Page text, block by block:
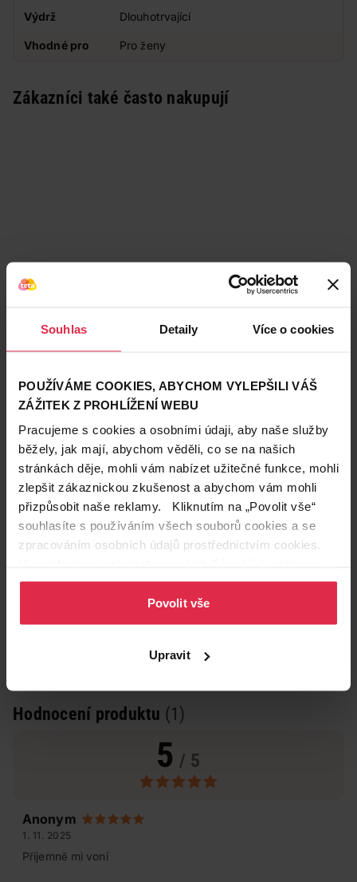
Souhlas Detaily Více o cookies
POUŽÍVÁME COOKIES, ABYCHOM VYLEPŠILI VÁŠ
ZÁŽITEK Z PROHLÍŽENÍ WEBU
Pracujeme s cookies a osobními údaji, aby naše služby
běžely, jak mají, abychom věděli, co se na našich
stránkách děje, mohli vám nabízet užitečné funkce, mohli
zlepšit zákaznickou zkušenost a abychom vám mohli
přizpůsobit naše reklamy. Kliknutím na „Povolit vše“
souhlasíte s používáním všech souborů cookies a se
zpracováním osobních údajů prostřednictvím cookies.
osobních údajů.
Povolit vše
Upravit
Výdrž Dlouhotrvající
Vhodné pro Pro ženy
Zákazníci také často nakupují
Podobné produkty
Hodnocení produktu (1)
5 / 5
Anonym
1. 11. 2025
Příjemně mi voní